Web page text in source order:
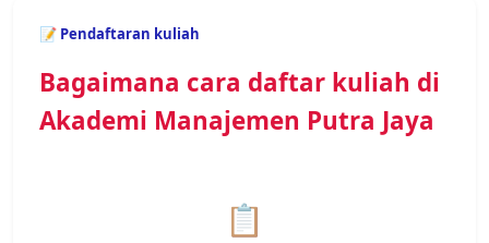
📝 Pendaftaran kuliah
Bagaimana cara daftar kuliah di
Akademi Manajemen Putra Jaya
📋